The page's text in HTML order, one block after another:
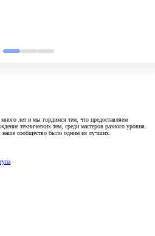
лет и мы гордимся тем, что предоставляем
технических тем, среди мастеров разного уровня.
сообщество было одним из лучших.